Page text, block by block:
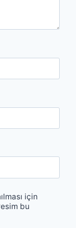
için
bu